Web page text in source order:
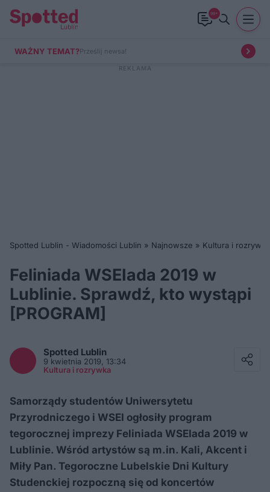
99+
WAŻNY TEMAT?Prześlij newsa!
Spotted Lublin - Wiadomości Lublin » Najnowsze » Kultura i rozrywka
Feliniada WSEIada 2019 w
Lublinie. Sprawdź, kto wystąpi
[PROGRAM]
Spotted Lublin
9 kwietnia 2019, 13:34
Kultura i rozrywka
Samorządy studentów Uniwersytetu
Przyrodniczego i WSEI ogłosiły program
tegorocznej imprezy Feliniada WSEIada 2019 w
Lublinie. Wśród artystów są m.in. Kali, Akcent i
Miły Pan. Tegoroczne Lubelskie Dni Kultury
Studenckiej rozpoczną się od koncertów